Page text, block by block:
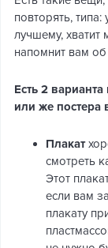
повторять,
лучшему, хватит
напомнит вам об
Есть 2
или же постера
Плакат
смотреть
Этот
если вам
плакату